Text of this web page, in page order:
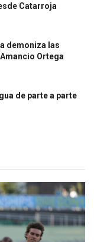
Catarroja
demoniza las
Ortega
de parte a parte